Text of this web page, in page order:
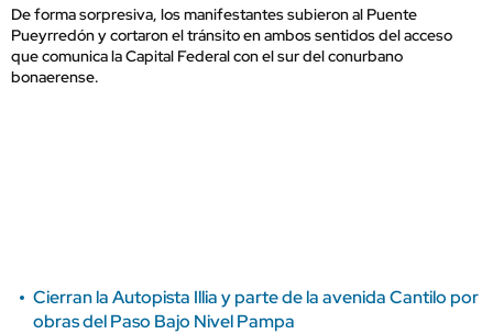
De forma sorpresiva, los manifestantes subieron al Puente
Pueyrredón y cortaron el tránsito en ambos sentidos del acceso
que comunica la Capital Federal con el sur del conurbano
bonaerense.
Cierran la Autopista Illia y parte de la avenida Cantilo por
obras del Paso Bajo Nivel Pampa